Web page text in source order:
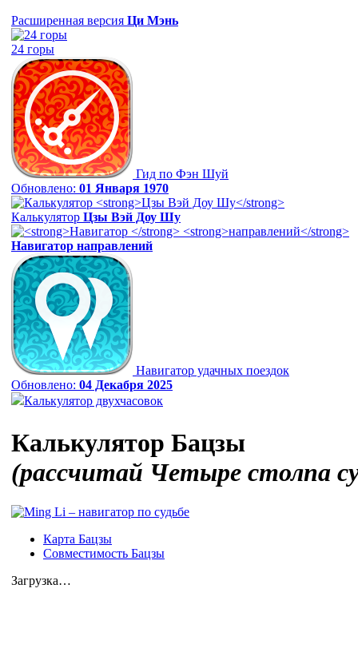
Расширенная версия Ци Мэнь
24 горы
Гид по Фэн Шуй
Обновлено: 01 Января 1970
Калькулятор Цзы Вэй Доу Шу
Навигатор направлений
Навигатор удачных поездок
Обновлено: 04 Декабря 2025
Калькулятор двухчасовок
Калькулятор Бацзы
(рассчитай Четыре столпа
Карта Бацзы
Совместимость Бацзы
Загрузка…